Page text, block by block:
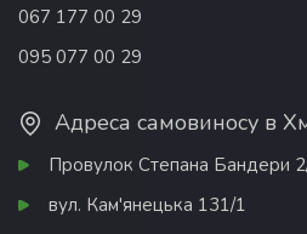
067 177 00 29
095 077 00 29
Адреса самовиносу в
Провулок Степана Бандери
вул. Кам'янецька 131/1